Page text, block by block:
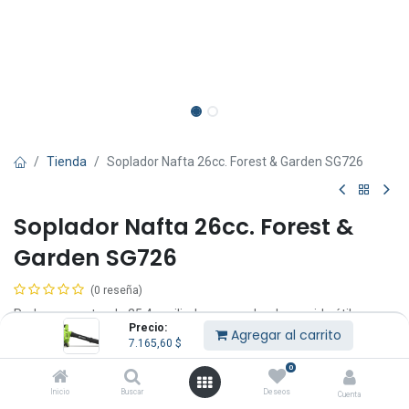
Precio:
7.165,60 $ Agregar al carrito
Inicio Buscar
0
Deseos Cuenta
Tienda Soplador Nafta 26cc. Forest & Garden SG726
Soplador Nafta 26cc. Forest &
Garden SG726
(0 reseña)
Poderoso motor de 25.4cc cilindro cromado y larga vida útil.
Arranque fácil.
Cilindrada 25.4cc.
Máx velocidad aire 180km/h.
Máx volumen aire 0.17m3/min - 6CFM.